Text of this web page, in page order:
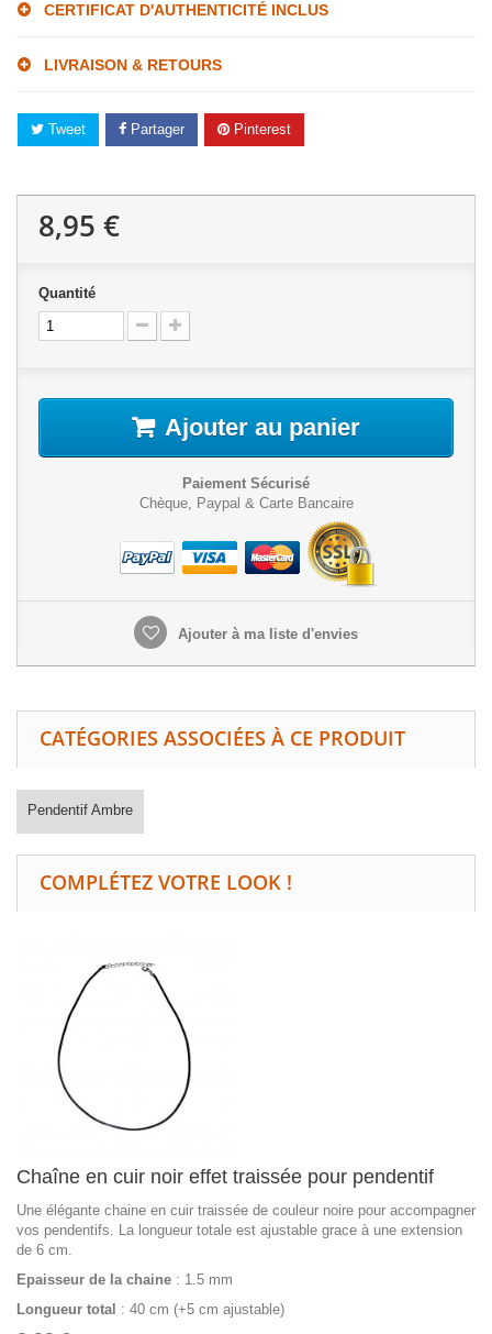
CERTIFICAT D'AUTHENTICITÉ INCLUS
LIVRAISON & RETOURS
Tweet Partager Pinterest
8,95 €
Quantité
Ajouter au panier
Paiement Sécurisé
Chèque, Paypal & Carte Bancaire
Ajouter à ma liste d'envies
CATÉGORIES ASSOCIÉES À CE PRODUIT
Pendentif Ambre
COMPLÉTEZ VOTRE LOOK !
Chaîne en cuir noir effet traissée pour pendentif
Une élégante chaine en cuir traissée de couleur noire pour accompagner
vos pendentifs. La longueur totale est ajustable grace à une extension
de 6 cm.
Epaisseur de la chaine : 1.5 mm
Longueur total : 40 cm (+5 cm ajustable)